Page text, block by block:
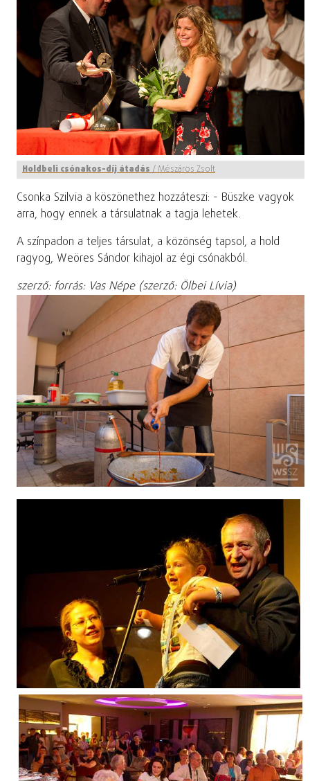
Holdbeli csónakos-díj átadás / Mészáros Zsolt
Csonka Szilvia a köszönethez hozzáteszi: - Büszke vagyok
arra, hogy ennek a társulatnak a tagja lehetek.
A színpadon a teljes társulat, a közönség tapsol, a hold
ragyog, Weöres Sándor kihajol az égi csónakból.
szerző: forrás: Vas Népe (szerző: Ölbei Lívia)